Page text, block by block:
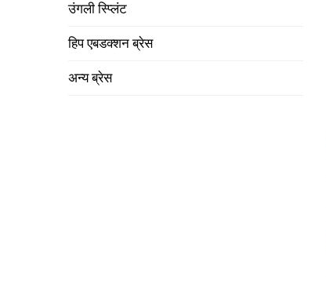
उंगली स्प्लिंट
हिप एबडक्शन ब्रेस
अन्य ब्रेस